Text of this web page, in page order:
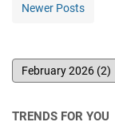
Newer Posts
TRENDS FOR YOU